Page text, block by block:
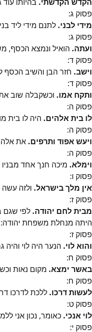
פסוק ג:
מידי לבני. לתנם מידי ליד
פסוק ג:
ועתה. הואיל ונמצא הכסף,
פסוק ד:
וישב. חזר הבן והשיב הכסף
פסוק ד:
ותקח אמו. וכשקבלה שוב
פסוק ה:
לו בית אלהים. היה לו בית
פסוק ה:
ויעש אפוד ותרפים. את
פסוק ה:
וימלא. מיכה חנך אחד מבניו
פסוק ו:
אין מלך בישראל. ולזה
פסוק ז:
מבית לחם יהודה. לפי שגם
היתה מנחלת משפחת יהודה:
פסוק ז:
והוא לוי. הנער היה לוי
פסוק ח:
באשר ימצא. מקום נאות
פסוק ח:
לעשות דרכו. ללכת לדרכו
פסוק ט:
לוי אנכי. כאומר, נכון אני
פסוק י: